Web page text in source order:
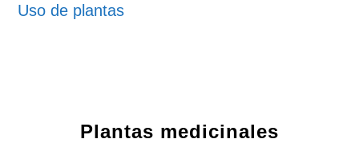
Uso de plantas
Plantas medicinales